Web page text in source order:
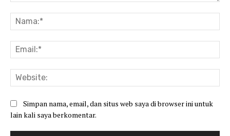
Simpan nama, email, dan situs web saya di browser ini untuk
lain kali saya berkomentar.